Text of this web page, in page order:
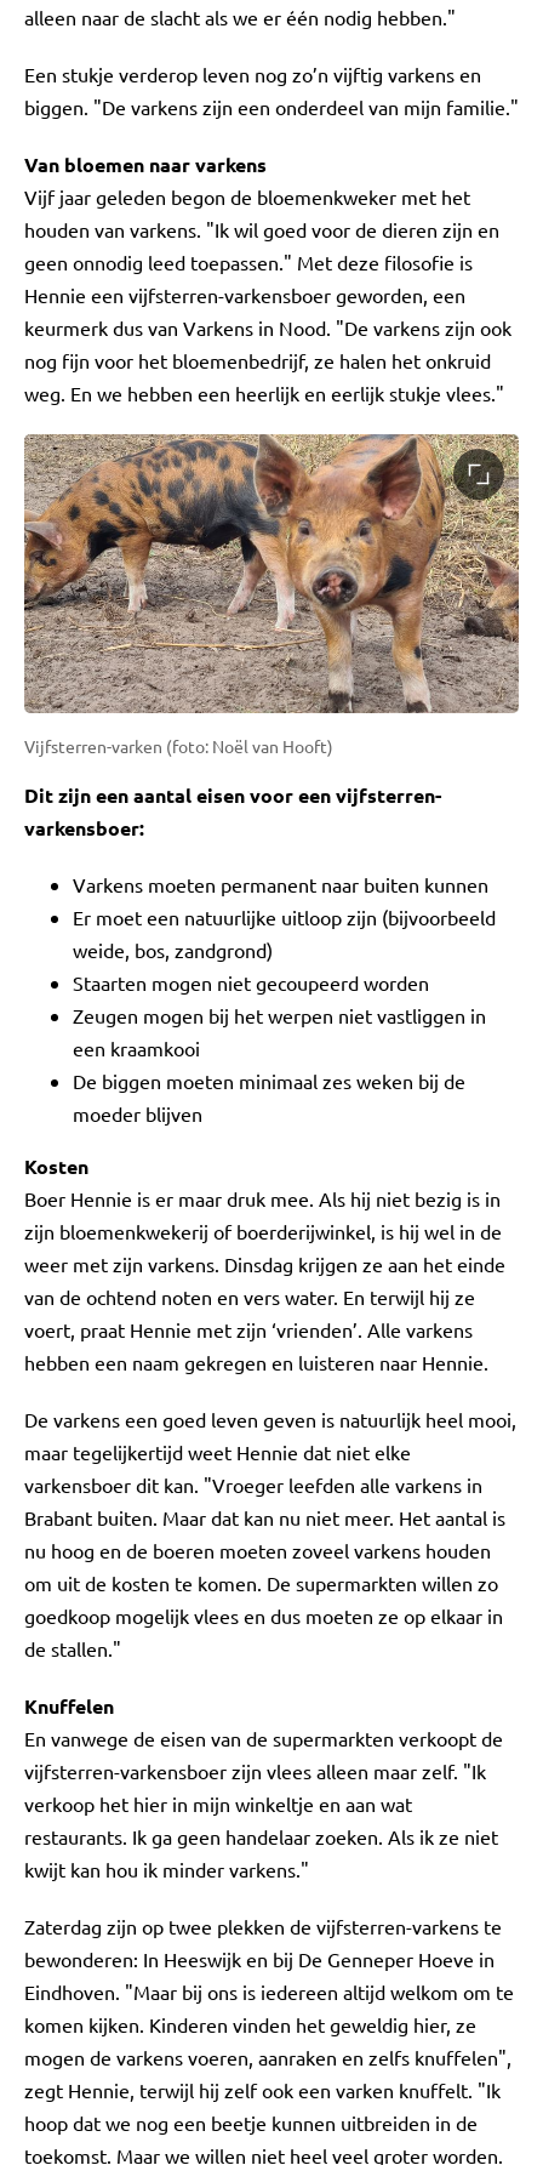
alleen naar de slacht als we er één nodig hebben."
Een stukje verderop leven nog zo’n vijftig varkens en
biggen. "De varkens zijn een onderdeel van mijn familie."
Van bloemen naar varkens
Vijf jaar geleden begon de bloemenkweker met het
houden van varkens. "Ik wil goed voor de dieren zijn en
geen onnodig leed toepassen." Met deze filosofie is
Hennie een vijfsterren-varkensboer geworden, een
keurmerk dus van Varkens in Nood. "De varkens zijn ook
nog fijn voor het bloemenbedrijf, ze halen het onkruid
weg. En we hebben een heerlijk en eerlijk stukje vlees."
Vijfsterren-varken (foto: Noël van Hooft)
Dit zijn een aantal eisen voor een vijfsterren-
varkensboer:
Varkens moeten permanent naar buiten kunnen
Er moet een natuurlijke uitloop zijn (bijvoorbeeld
weide, bos, zandgrond)
Staarten mogen niet gecoupeerd worden
Zeugen mogen bij het werpen niet vastliggen in
een kraamkooi
De biggen moeten minimaal zes weken bij de
moeder blijven
Kosten
Boer Hennie is er maar druk mee. Als hij niet bezig is in
zijn bloemenkwekerij of boerderijwinkel, is hij wel in de
weer met zijn varkens. Dinsdag krijgen ze aan het einde
van de ochtend noten en vers water. En terwijl hij ze
voert, praat Hennie met zijn ‘vrienden’. Alle varkens
hebben een naam gekregen en luisteren naar Hennie.
De varkens een goed leven geven is natuurlijk heel mooi,
maar tegelijkertijd weet Hennie dat niet elke
varkensboer dit kan. "Vroeger leefden alle varkens in
Brabant buiten. Maar dat kan nu niet meer. Het aantal is
nu hoog en de boeren moeten zoveel varkens houden
om uit de kosten te komen. De supermarkten willen zo
goedkoop mogelijk vlees en dus moeten ze op elkaar in
de stallen."
Knuffelen
En vanwege de eisen van de supermarkten verkoopt de
vijfsterren-varkensboer zijn vlees alleen maar zelf. "Ik
verkoop het hier in mijn winkeltje en aan wat
restaurants. Ik ga geen handelaar zoeken. Als ik ze niet
kwijt kan hou ik minder varkens."
Zaterdag zijn op twee plekken de vijfsterren-varkens te
bewonderen: In Heeswijk en bij De Genneper Hoeve in
Eindhoven. "Maar bij ons is iedereen altijd welkom om te
komen kijken. Kinderen vinden het geweldig hier, ze
mogen de varkens voeren, aanraken en zelfs knuffelen",
zegt Hennie, terwijl hij zelf ook een varken knuffelt. "Ik
hoop dat we nog een beetje kunnen uitbreiden in de
toekomst. Maar we willen niet heel veel groter worden.